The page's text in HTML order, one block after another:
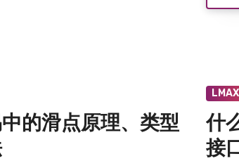
的滑点原理、类型
什
接